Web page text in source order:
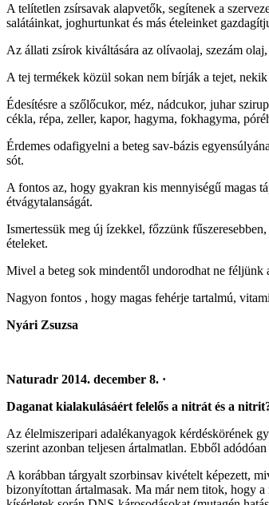
A telítetlen zsírsavak alapvetők, segítenek a
salátáinkat, joghurtunkat és más ételeinket
Az állati zsírok kiváltására az olívaolaj, szezám
A tej termékek közül sokan nem bírják a tejet,
Édesítésre a szőlőcukor, méz, nádcukor, juhar
cékla, répa, zeller, kapor, hagyma, fokhagyma,
Érdemes odafigyelni a beteg sav-bázis
sót.
A fontos az, hogy gyakran kis mennyiségű magas
étvágytalanságát.
Ismertessük meg új ízekkel, főzzünk
ételeket.
Mivel a beteg sok mindentől undorodhat ne
Nagyon fontos , hogy magas fehérje tartalmú,
Nyári Zsuzsa
Naturadr 2014. december 8. ·
Daganat kialakulásáért felelős a nitrát és a
Az élelmiszeripari adalékanyagok kérdéskörének
szerint azonban teljesen ártalmatlan. Ebből
A korábban tárgyalt szorbinsav kivételt képezett,
bizonyítottan ártalmasak. Ma már nem titok, hogy